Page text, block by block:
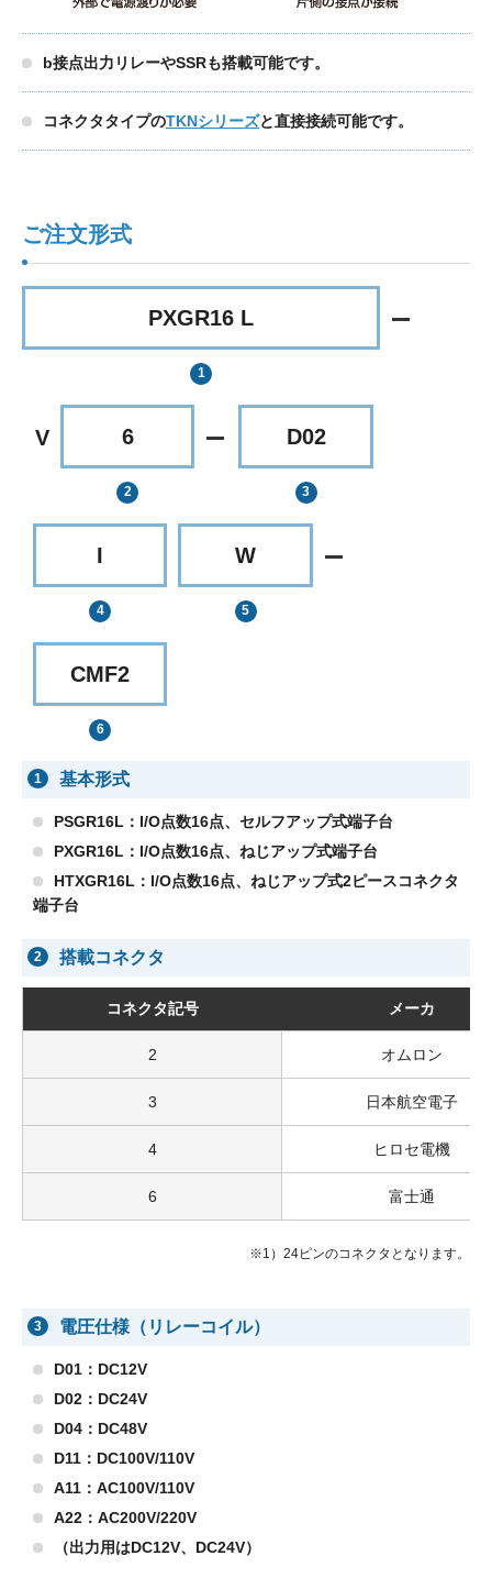
b接点出力リレーやSSRも搭載可能です。
コネクタタイプのTKNシリーズと直接接続可能です。
ご注文形式
PXGR16 L
6 D02
I W
CMF2
1 基本形式
PSGR16L：I/O点数16点、セルフアップ式端子台
PXGR16L：I/O点数16点、ねじアップ式端子台
HTXGR16L：I/O点数16点、ねじアップ式2ピースコネクタ
端子台
2 搭載コネクタ
コネクタ記号 メーカ
2 オムロン
3 日本航空電子
4 ヒロセ電機
6 富士通
※1）24ピンのコネクタとなります。
3 電圧仕様（リレーコイル）
D01：DC12V
D02：DC24V
D04：DC48V
D11：DC100V/110V
A11：AC100V/110V
A22：AC200V/220V
（出力用はDC12V、DC24V）